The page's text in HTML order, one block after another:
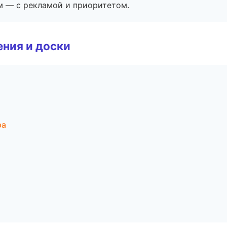
— с рекламой и приоритетом.
и доски